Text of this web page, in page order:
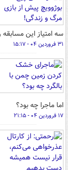
سه امتیاز این مسابقه
۳۱ فروردین ۰۴ - ۱۵:۱۷
اما ماجرا چه بود؟
۱۷ فروردین ۰۴ - ۲۱:۱۵